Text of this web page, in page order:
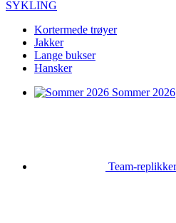
SYKLING
Kortermede trøyer
Jakker
Lange bukser
Hansker
Sommer 2026